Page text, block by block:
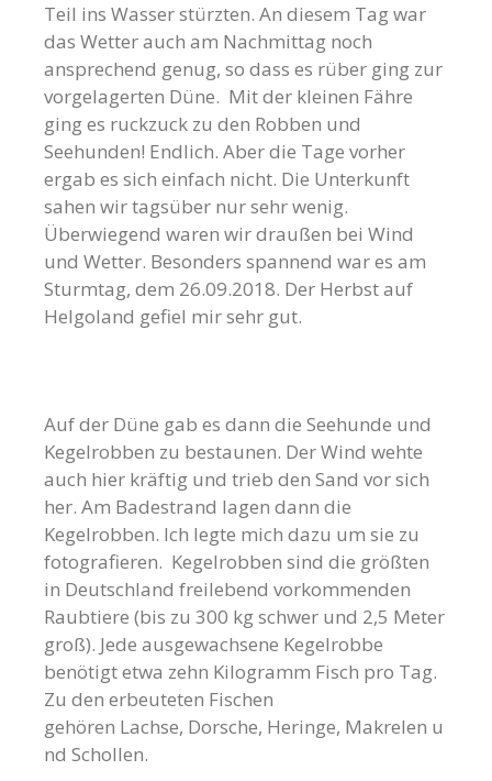
Teil ins Wasser stürzten. An diesem Tag war
das Wetter auch am Nachmittag noch
ansprechend genug, so dass es rüber ging zur
vorgelagerten Düne. Mit der kleinen Fähre
ging es ruckzuck zu den Robben und
Seehunden! Endlich. Aber die Tage vorher
ergab es sich einfach nicht. Die Unterkunft
sahen wir tagsüber nur sehr wenig.
Überwiegend waren wir draußen bei Wind
und Wetter. Besonders spannend war es am
Sturmtag, dem 26.09.2018. Der Herbst auf
Helgoland gefiel mir sehr gut.
Auf der Düne gab es dann die Seehunde und
Kegelrobben zu bestaunen. Der Wind wehte
auch hier kräftig und trieb den Sand vor sich
her. Am Badestrand lagen dann die
Kegelrobben. Ich legte mich dazu um sie zu
fotografieren. Kegelrobben sind die größten
in Deutschland freilebend vorkommenden
Raubtiere (bis zu 300 kg schwer und 2,5 Meter
groß). Jede ausgewachsene Kegelrobbe
benötigt etwa zehn Kilogramm Fisch pro Tag.
Zu den erbeuteten Fischen
gehören Lachse, Dorsche, Heringe, Makrelen u
nd Schollen.